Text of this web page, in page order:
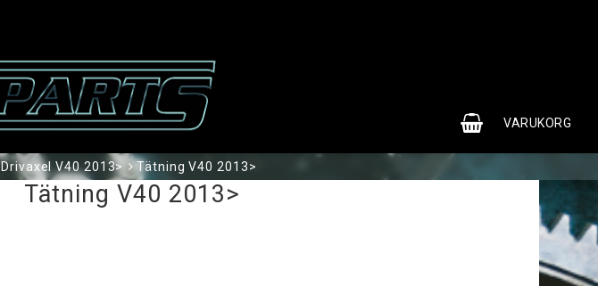
VARUKORG
Drivaxel V40 2013> Tätning V40 2013>
Tätning V40 2013>